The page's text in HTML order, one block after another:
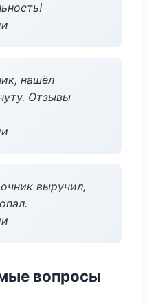
нашёл
Отзывы
выручил,
вопросы